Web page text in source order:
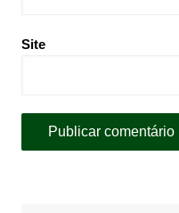
Site